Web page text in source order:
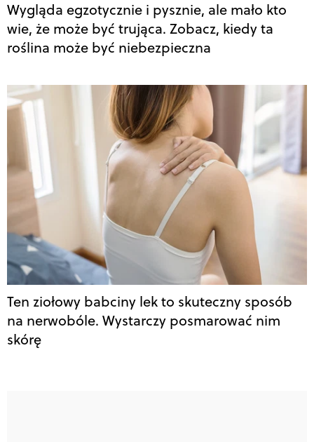
Wygląda egzotycznie i pysznie, ale mało kto
wie, że może być trująca. Zobacz, kiedy ta
roślina może być niebezpieczna
Ten ziołowy babciny lek to skuteczny sposób
na nerwobóle. Wystarczy posmarować nim
skórę